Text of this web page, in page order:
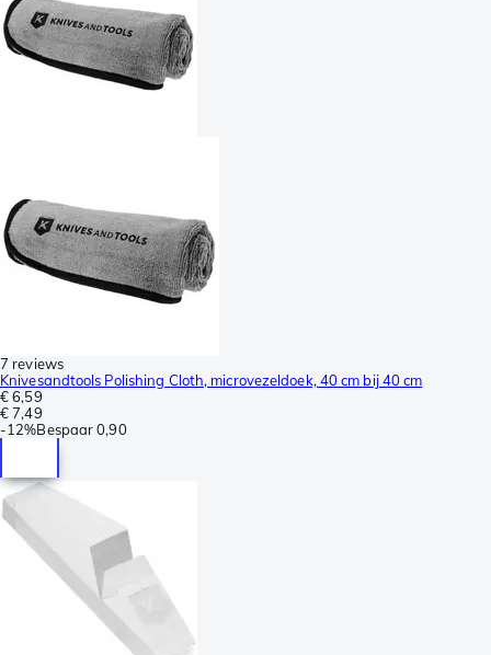
7 reviews
Knivesandtools Polishing Cloth, microvezeldoek, 40 cm bij 40 cm
€ 6,59
€ 7,49
-12%Bespaar 0,90